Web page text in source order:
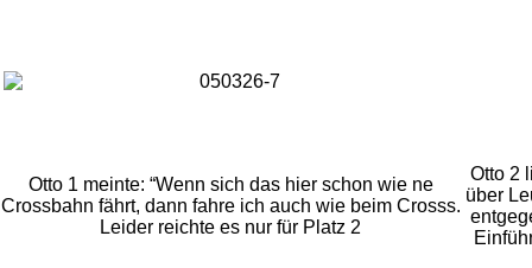
Otto 1 meinte: “Wenn sich das hier schon wie ne
Crossbahn fährt, dann fahre ich auch wie beim Crosss.
Leider reichte es nur für Platz 2
Otto 2
über